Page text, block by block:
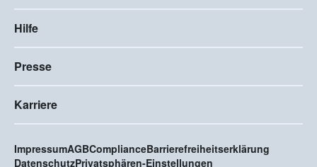
Hilfe
Presse
Karriere
ImpressumAGBComplianceBarrierefreiheitserklärung
DatenschutzPrivatsphären-Einstellungen